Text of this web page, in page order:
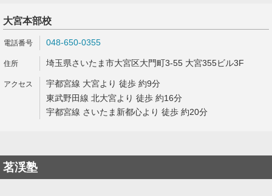
大宮本部校
048-650-0355
埼玉県さいたま市大宮区大門町3-55 大宮355ビル3F
宇都宮線 大宮より 徒歩 約9分
東武野田線 北大宮より 徒歩 約16分
宇都宮線 さいたま新都心より 徒歩 約20分
茗渓塾